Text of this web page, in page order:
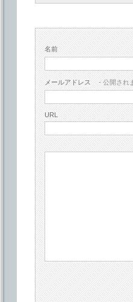
名前
メールアドレス - 公開され
URL